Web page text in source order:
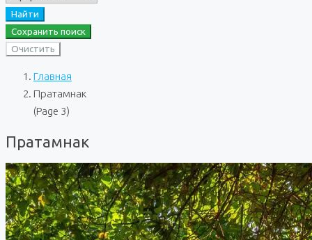
Найти
Сохранить поиск
Очистить
Главная
Пратамнак
(Page 3)
Пратамнак